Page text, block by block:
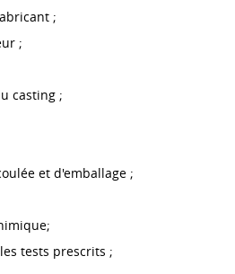
;
;
casting ;
et d'emballage ;
tests prescrits ;